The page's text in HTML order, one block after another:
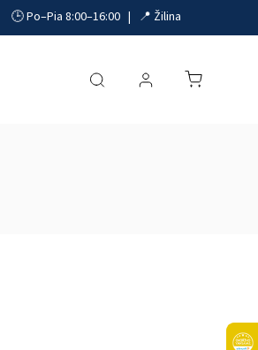
🕒 Po–Pia 8:00–16:00 | 📍 Žilina
UPS a zdroje Parkovacie systémy